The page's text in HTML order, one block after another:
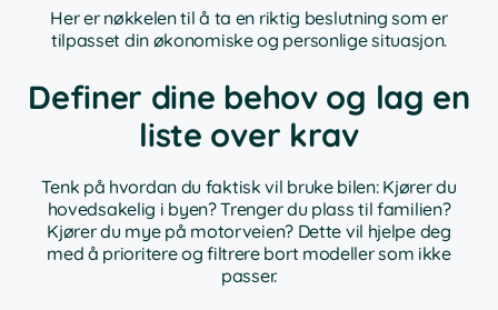
Her er nøkkelen til å ta en riktig beslutning som er
tilpasset din økonomiske og personlige situasjon.
Definer dine behov og lag en
liste over krav
Tenk på hvordan du faktisk vil bruke bilen: Kjører du
hovedsakelig i byen? Trenger du plass til familien?
Kjører du mye på motorveien? Dette vil hjelpe deg
med å prioritere og filtrere bort modeller som ikke
passer.